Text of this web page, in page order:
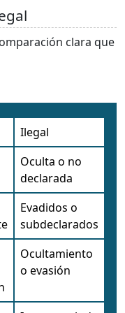
clara que
Ilegal
Oculta o no
declarada
Evadidos o
subdeclarados
Ocultamiento
o evasión